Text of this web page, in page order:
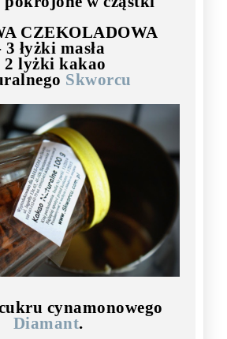
CZEKOLADOWA
3 łyżki masła
2 lyżki kakao
Skworcu
cynamonowego
Diamant.